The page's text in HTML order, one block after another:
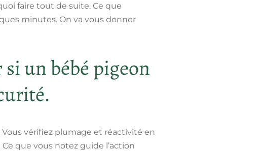
faire tout de suite. Ce que
minutes. On va vous donner
un bébé pigeon
vérifiez plumage et réactivité en
Ce que vous notez guide l’action